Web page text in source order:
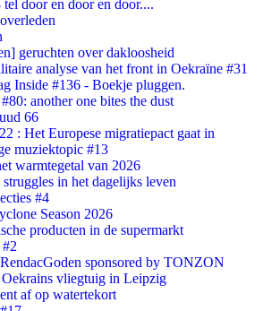
door en door en door....
geruchten over dakloosheid
analyse van het front in Oekraïne #31
Inside #136 - Boekje pluggen.
another one bites the dust
66
: Het Europese migratiepact gaat in
muziektopic #13
warmtegetal van 2026
in het dagelijks leven
#4
Season 2026
producten in de supermarkt
sponsored by TONZON
vliegtuig in Leipzig
af op watertekort